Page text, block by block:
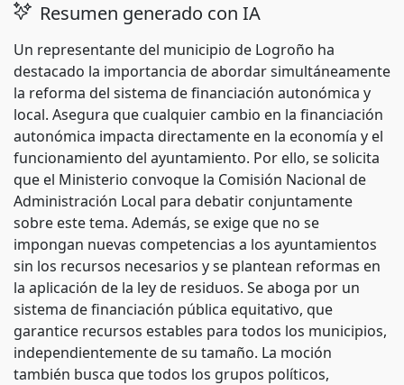
Resumen generado con IA
Un representante del municipio de Logroño ha
destacado la importancia de abordar simultáneamente
la reforma del sistema de financiación autonómica y
local. Asegura que cualquier cambio en la financiación
autonómica impacta directamente en la economía y el
funcionamiento del ayuntamiento. Por ello, se solicita
que el Ministerio convoque la Comisión Nacional de
Administración Local para debatir conjuntamente
sobre este tema. Además, se exige que no se
impongan nuevas competencias a los ayuntamientos
sin los recursos necesarios y se plantean reformas en
la aplicación de la ley de residuos. Se aboga por un
sistema de financiación pública equitativo, que
garantice recursos estables para todos los municipios,
independientemente de su tamaño. La moción
también busca que todos los grupos políticos,